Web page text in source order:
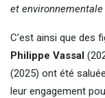
et environnementale
C’est ainsi que des
Philippe Vassal
(2025) ont été
leur engagement